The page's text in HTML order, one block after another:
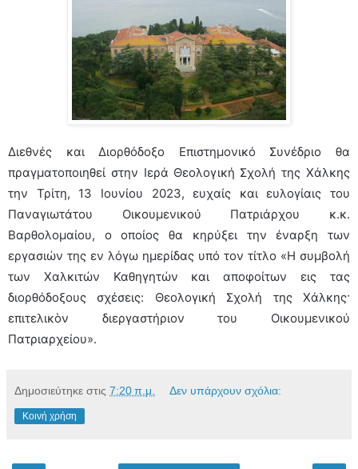
Διεθνές και Διορθόδοξο Επιστημονικό Συνέδριο θα
πραγματοποιηθεί στην Ιερά Θεολογική Σχολή της Χάλκης
την Τρίτη, 13 Ιουνίου 2023, ευχαίς και ευλογίαις του
Παναγιωτάτου Οικουμενικού Πατριάρχου κ.κ.
Βαρθολομαίου, ο οποίος θα κηρύξει την έναρξη των
εργασιών της εν λόγω ημερίδας υπό τον τίτλο «Η συμβολή
των Χαλκιτών Καθηγητών και αποφοίτων εις τας
διορθόδοξους σχέσεις: Θεολογική Σχολή της Χάλκης·
επιτελικὸν διεργαστήριον του Οικουμενικού
Πατριαρχείου».
Δημοσιεύτηκε στις 7:20 π.μ. Δεν υπάρχουν σχόλια:
Κοινή χρήση